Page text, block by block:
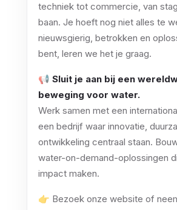
techniek tot commercie, van
baan. Je hoeft nog niet alles te
nieuwsgierig, betrokken en
bent, leren we het je graag.
📢 Sluit je aan bij een
beweging voor water.
Werk samen met een
een bedrijf waar innovatie,
ontwikkeling centraal staan.
water-on-demand-oplossingen
impact maken.
👉 Bezoek onze website of